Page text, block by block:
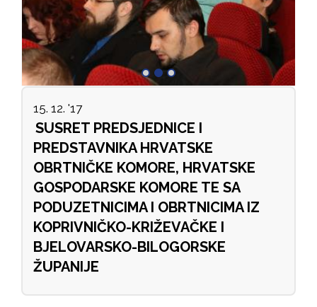
15. 12. '17
SUSRET PREDSJEDNICE I
PREDSTAVNIKA HRVATSKE
OBRTNIČKE KOMORE, HRVATSKE
GOSPODARSKE KOMORE TE SA
PODUZETNICIMA I OBRTNICIMA IZ
KOPRIVNIČKO-KRIŽEVAČKE I
BJELOVARSKO-BILOGORSKE
ŽUPANIJE